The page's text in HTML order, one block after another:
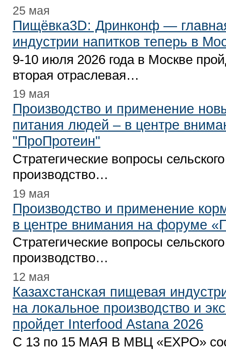
25 мая
Пищёвка3D: Дринконф —
индустрии напитков теперь в
9-10 июля 2026 года в Москве
вторая отраслевая…
19 мая
Производство и применение
питания людей – в центре
"ПроПротеин"
Стратегические вопросы
производство…
19 мая
Производство и применение
в центре внимания на форуме
Стратегические вопросы
производство…
12 мая
Казахстанская пищевая
на локальное производство и
пройдет Interfood Astana 2026
С 13 по 15 МАЯ В МВЦ «EXPO»